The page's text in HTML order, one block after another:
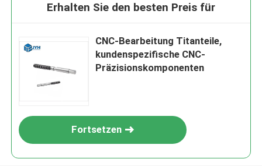
Erhalten Sie den besten Preis für
CNC-Bearbeitung Titanteile,
kundenspezifische CNC-
Präzisionskomponenten
Fortsetzen